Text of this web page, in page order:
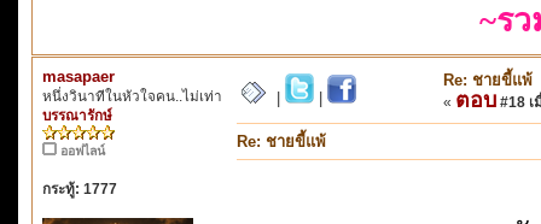
~ร
masapaer
หนึ่งวินาทีในหัวใจคน..ไม่เท่า
บรรณารักษ์
ออฟไลน์
กระทู้: 1777
Re: ชายขี้แพ้
« ตอบ #18 เ
Re: ชายขี้แพ้